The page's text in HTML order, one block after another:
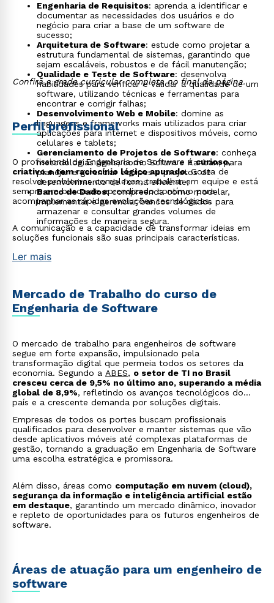
Engenharia de Requisitos: aprenda a identificar e
documentar as necessidades dos usuários e do
negócio para criar a base de um software de
sucesso;
Arquitetura de Software: estude como projetar a
estrutura fundamental de sistemas, garantindo que
sejam escaláveis, robustos e de fácil manutenção;
Qualidade e Teste de Software: desenvolva
habilidades para verificar e validar a qualidade de um
software, utilizando técnicas e ferramentas para
encontrar e corrigir falhas;
Desenvolvimento Web e Mobile: domine as
linguagens e frameworks mais utilizados para criar
aplicações para internet e dispositivos móveis, como
celulares e tablets;
Gerenciamento de Projetos de Software: conheça
metodologias ágeis, como Scrum e Kanban, para
planejar e gerenciar equipes e projetos de
desenvolvimento de forma eficiente;
Banco de Dados: compreenda como modelar,
implementar e gerenciar bancos de dados para
armazenar e consultar grandes volumes de
informações de maneira segura.
Confira a grade curricular completa no final da página.
Perfil profissional
O profissional de Engenharia de Software écurioso,
criativo e tem raciocínio lógico apurado. Gosta de
resolver problemas complexos, trabalhar em equipe e está
sempre em busca de aprendizado contínuo para
acompanhar as rápidas evoluções tecnológicas.
A comunicação e a capacidade de transformar ideias em
soluções funcionais são suas principais características.
Ler mais
Mercado de Trabalho do curso de
Engenharia de Software
O mercado de trabalho para engenheiros de software
segue em forte expansão, impulsionado pela
transformação digital que permeia todos os setores da
economia. Segundo a ABES, o setor de TI no Brasil
cresceu cerca de 9,5% no último ano, superando a média
global de 8,9%, refletindo os avanços tecnológicos do
país e a crescente demanda por soluções digitais.
Empresas de todos os portes buscam profissionais
qualificados para desenvolver e manter sistemas que vão
desde aplicativos móveis até complexas plataformas de
gestão, tornando a graduação em Engenharia de Software
uma escolha estratégica e promissora.
Além disso, áreas como computação em nuvem (cloud),
segurança da informação e inteligência artificial estão
em destaque, garantindo um mercado dinâmico, inovador
e repleto de oportunidades para os futuros engenheiros de
software.
Áreas de atuação para um engenheiro de
software